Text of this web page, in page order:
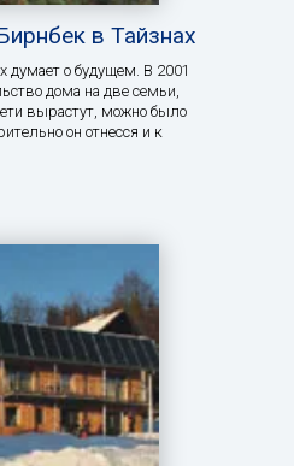
в Тайзнах
думает о будущем. В 2001
дома на две семьи,
вырастут, можно было
он отнесся и к